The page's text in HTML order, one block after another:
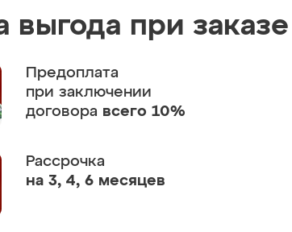
выгода при
Предоплата
при заключении
договора всего 10%
Рассрочка
на 3, 4, 6 месяцев